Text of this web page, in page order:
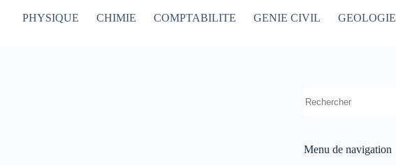
PHYSIQUE CHIMIE COMPTABILITE GENIE CIVIL GEOLOGIE
Menu de navigation